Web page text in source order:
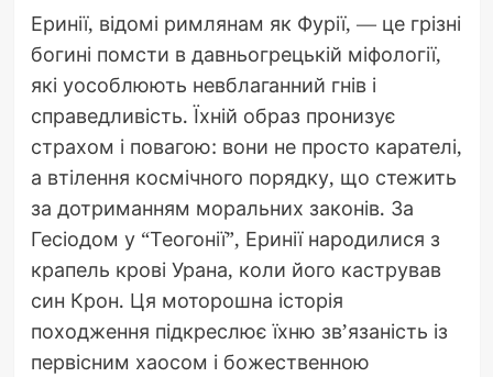
Еринії, відомі римлянам як Фурії, — це грізні
богині помсти в давньогрецькій міфології,
які уособлюють невблаганний гнів і
справедливість. Їхній образ пронизує
страхом і повагою: вони не просто карателі,
а втілення космічного порядку, що стежить
за дотриманням моральних законів. За
Гесіодом у “Теогонії”, Еринії народилися з
крапель крові Урана, коли його кастрував
син Крон. Ця моторошна історія
походження підкреслює їхню зв’язаність із
первісним хаосом і божественною